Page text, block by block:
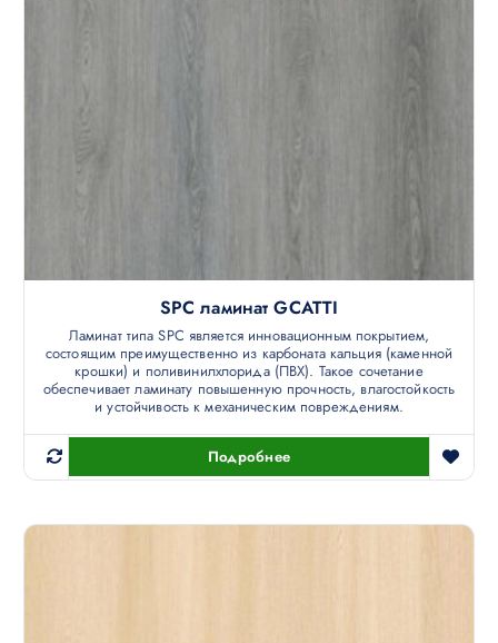
SPC ламинат GCATTI
Ламинат типа SPC является инновационным покрытием,
состоящим преимущественно из карбоната кальция (каменной
крошки) и поливинилхлорида (ПВХ). Такое сочетание
обеспечивает ламинату повышенную прочность, влагостойкость
и устойчивость к механическим повреждениям.
Подробнее